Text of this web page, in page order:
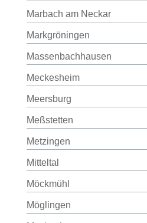
Marbach am Neckar
Markgröningen
Massenbachhausen
Meckesheim
Meersburg
Meßstetten
Metzingen
Mitteltal
Möckmühl
Möglingen